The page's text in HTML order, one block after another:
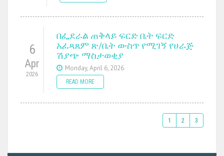
6
Apr
2026
በፌደራል ጠቅላይ ፍርድ ቤት ፍርድ
አፈጻጸም ጽ/ቤት ውስጥ የሚገኝ የሀራጅ
ሽያጭ ማስታወቂያ
Monday, April 6, 2026
READ MORE
1 2 3